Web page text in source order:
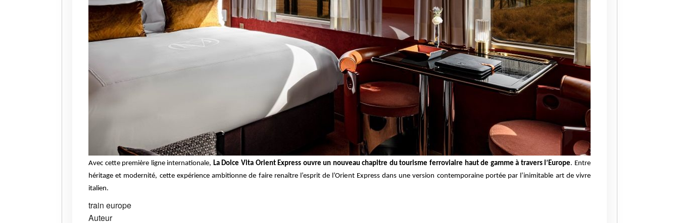
Avec cette première ligne internationale, La Dolce Vita Orient Express ouvre un nouveau chapitre du tourisme ferroviaire haut de gamme à travers l’Europe. Entre
héritage et modernité, cette expérience ambitionne de faire renaître l’esprit de l’Orient Express dans une version contemporaine portée par l’inimitable art de vivre
italien.
train europe
Auteur